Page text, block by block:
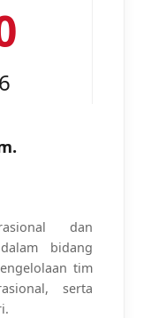
dan
bidang
tim
serta